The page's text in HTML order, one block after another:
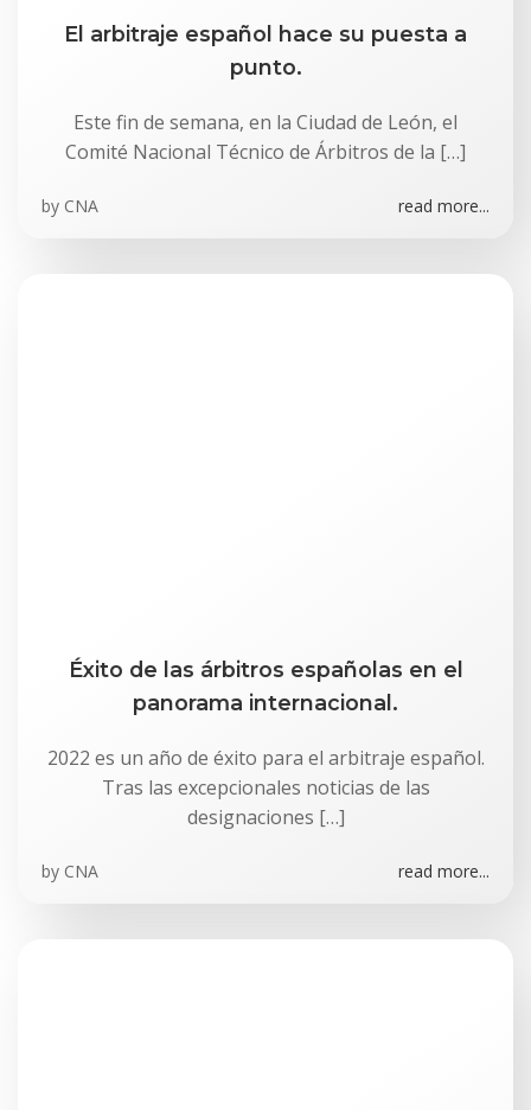
El arbitraje español hace su puesta a
punto.
Este fin de semana, en la Ciudad de León, el
Comité Nacional Técnico de Árbitros de la […]
by CNA read more...
Éxito de las árbitros españolas en el
panorama internacional.
2022 es un año de éxito para el arbitraje español.
Tras las excepcionales noticias de las
designaciones […]
by CNA read more...